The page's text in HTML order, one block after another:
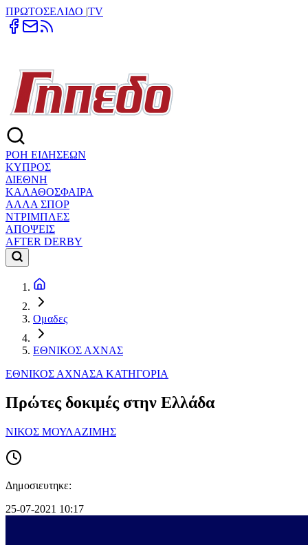
ΠΡΩΤΟΣΕΛΙΔΟ |TV
ΡΟΗ ΕΙΔΗΣΕΩΝ
ΚΥΠΡΟΣ
ΔΙΕΘΝΗ
ΚΑΛΑΘΟΣΦΑΙΡΑ
ΑΛΛΑ ΣΠΟΡ
ΝΤΡΙΜΠΛΕΣ
ΑΠΟΨΕΙΣ
AFTER DERBY
Ομαδες
ΕΘΝΙΚΟΣ ΑΧΝΑΣ
ΕΘΝΙΚΟΣ ΑΧΝΑΣΑ ΚΑΤΗΓΟΡΙΑ
Πρώτες δοκιμές στην Ελλάδα
ΝΙΚΟΣ ΜΟΥΛΑΖΙΜΗΣ
Δημοσιευτηκε:
25-07-2021 10:17